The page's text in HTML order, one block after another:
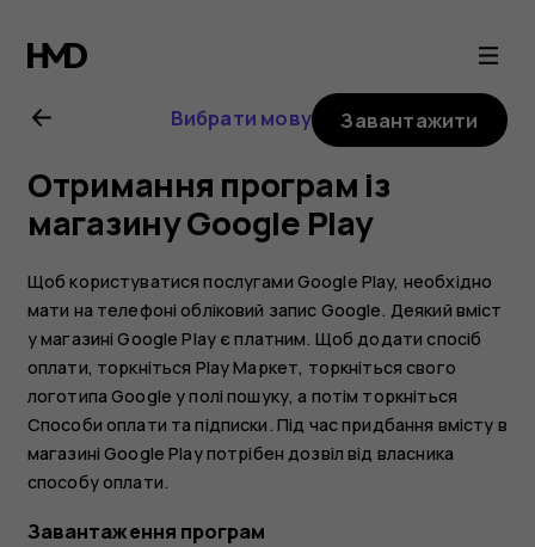
Посібник
користувача
Nokia
G21
Вибрати мову Завантажити
Отримання програм із
магазину Google Play
Щоб користуватися послугами Google Play, необхідно
мати на телефоні обліковий запис Google. Деякий вміст
у магазині Google Play є платним. Щоб додати спосіб
оплати, торкніться Play Маркет, торкніться свого
логотипа Google у полі пошуку, а потім торкніться
Способи оплати та підписки . Під час придбання вмісту в
магазині Google Play потрібен дозвіл від власника
способу оплати.
Завантаження програм